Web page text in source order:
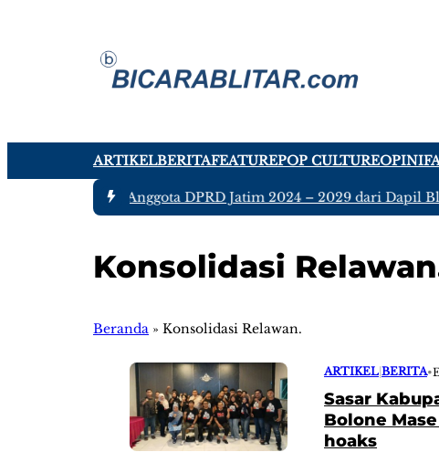
ARTIKELBERITAFEATUREPOP CULTUREOPINI
Ada tujuh Anggota DPRD Jatim 2024 – 2029 dari Dapil
Konsolidasi
Beranda » Konsolidasi Relawan.
ARTIKEL |BERITA•
Sasar
Bolone
hoaks